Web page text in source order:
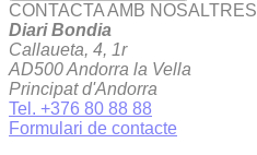
CONTACTA AMB NOSALTRES
Diari Bondia
Callaueta, 4, 1r
AD500 Andorra la Vella
Principat d'Andorra
Tel. +376 80 88 88
Formulari de contacte